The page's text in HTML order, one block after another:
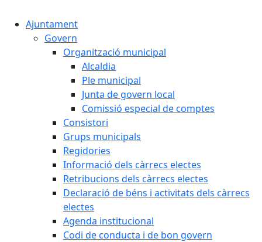
Ajuntament
Govern
Organització municipal
Alcaldia
Ple municipal
Junta de govern local
Comissió especial de comptes
Consistori
Grups municipals
Regidories
Informació dels càrrecs electes
Retribucions dels càrrecs electes
Declaració de béns i activitats dels càrrecs
electes
Agenda institucional
Codi de conducta i de bon govern